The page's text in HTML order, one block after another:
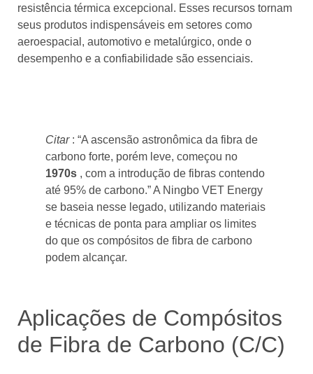
resistência térmica excepcional. Esses recursos tornam
seus produtos indispensáveis ​​em setores como
aeroespacial, automotivo e metalúrgico, onde o
desempenho e a confiabilidade são essenciais.
Citar : “A ascensão astronômica da fibra de
carbono forte, porém leve, começou no
1970s , com a introdução de fibras contendo
até 95% de carbono.” A Ningbo VET Energy
se baseia nesse legado, utilizando materiais
e técnicas de ponta para ampliar os limites
do que os compósitos de fibra de carbono
podem alcançar.
Aplicações de Compósitos
de Fibra de Carbono (C/C)